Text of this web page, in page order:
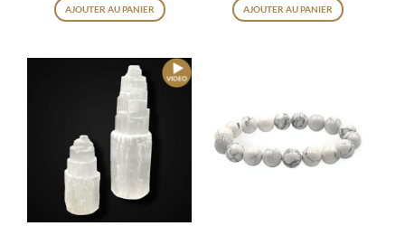
AJOUTER AU PANIER AJOUTER AU PANIER